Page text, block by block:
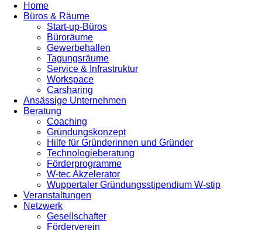
Home
Büros & Räume
Start-up-Büros
Büroräume
Gewerbehallen
Tagungsräume
Service & Infrastruktur
Workspace
Carsharing
Ansässige Unternehmen
Beratung
Coaching
Gründungskonzept
Hilfe für Gründerinnen und Gründer
Technologieberatung
Förderprogramme
W-tec Akzelerator
Wuppertaler Gründungsstipendium W-stip
Veranstaltungen
Netzwerk
Gesellschafter
Förderverein